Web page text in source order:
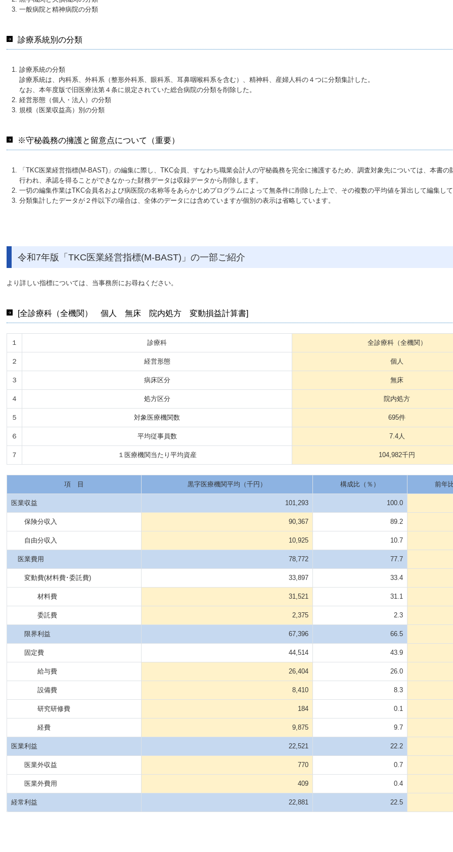
一般病院と精神病院の分類
診療系統別の分類
診療系統の分類
診療系統は、内科系、外科系（整形外科系、眼科系、耳鼻咽喉科系を含む）、精神科、産婦人科の４つに分類集計した。
なお、本年度版で旧医療法第４条に規定されていた総合病院の分類を削除した。
経営形態（個人・法人）の分類
規模（医業収益高）別の分類
※守秘義務の擁護と留意点について（重要）
「TKC医業経営指標(M-BAST)」の編集に際し、TKC会員、すなわち職業会計人の守秘義務を完全に擁護するため、調査対象先については、本書
行われ、承認を得ることができなかった財務データは収録データから削除します。
一切の編集作業はTKC会員名および病医院の名称等をあらかじめプログラムによって無条件に削除した上で、その複数の平均値を算出して編集し
分類集計したデータが２件以下の場合は、全体のデータには含めていますが個別の表示は省略しています。
令和7年版「TKC医業経営指標(M-BAST)」の一部ご紹介
より詳しい指標については、当事務所にお尋ねください。
[全診療科（全機関） 個人 無床 院内処方 変動損益計算書]
１ 診療科 全診療科（全機関）
２ 経営形態 個人
３ 病床区分 無床
４ 処方区分 院内処方
５ 対象医療機関数 695件
６ 平均従事員数 7.4人
７ １医療機関当たり平均資産 104,982千円
項 目 黒字医療機関平均（千円） 構成比（％） 前年
医業収益 101,293 100.0
保険分収入 90,367 89.2
自由分収入 10,925 10.7
医業費用 78,772 77.7
変動費(材料費･委託費) 33,897 33.4
材料費 31,521 31.1
委託費 2,375 2.3
限界利益 67,396 66.5
固定費 44,514 43.9
給与費 26,404 26.0
設備費 8,410 8.3
研究研修費 184 0.1
経費 9,875 9.7
医業利益 22,521 22.2
医業外収益 770 0.7
医業外費用 409 0.4
経常利益 22,881 22.5